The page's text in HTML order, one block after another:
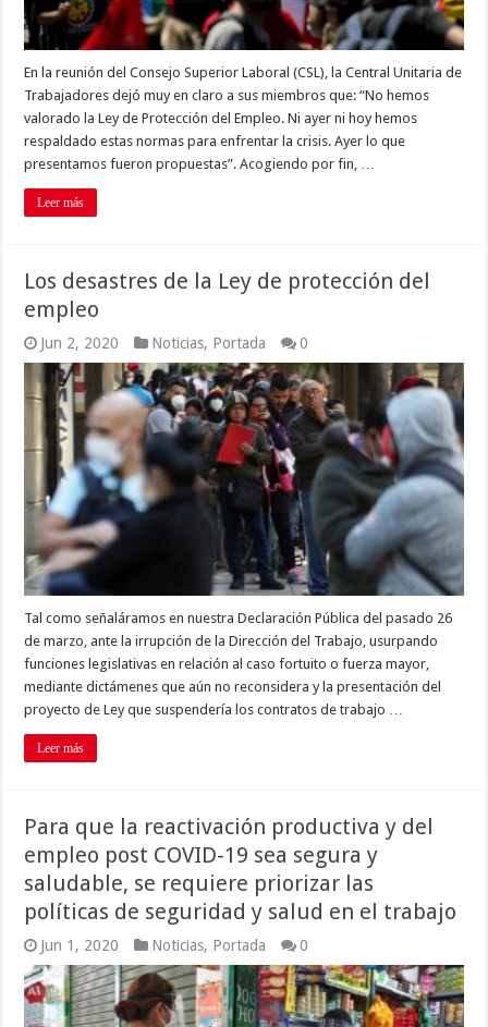
En la reunión del Consejo Superior Laboral (CSL), la Central Unitaria de
Trabajadores dejó muy en claro a sus miembros que: “No hemos
valorado la Ley de Protección del Empleo. Ni ayer ni hoy hemos
respaldado estas normas para enfrentar la crisis. Ayer lo que
presentamos fueron propuestas”. Acogiendo por fin, …
Leer más
Los desastres de la Ley de protección del
empleo
Jun 2, 2020 Noticias, Portada 0
Tal como señaláramos en nuestra Declaración Pública del pasado 26
de marzo, ante la irrupción de la Dirección del Trabajo, usurpando
funciones legislativas en relación al caso fortuito o fuerza mayor,
mediante dictámenes que aún no reconsidera y la presentación del
proyecto de Ley que suspendería los contratos de trabajo …
Leer más
Para que la reactivación productiva y del
empleo post COVID-19 sea segura y
saludable, se requiere priorizar las
políticas de seguridad y salud en el trabajo
Jun 1, 2020 Noticias, Portada 0